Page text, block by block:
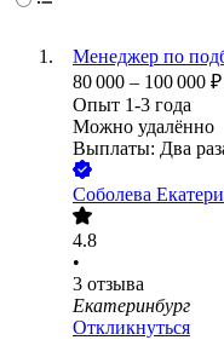
Менеджер по
80 000 – 100 000 ₽
Опыт 1-3 года
Можно удалённо
Выплаты: Два
Соболева
4.8
•
3 отзыва
Екатеринбург
Откликнуться